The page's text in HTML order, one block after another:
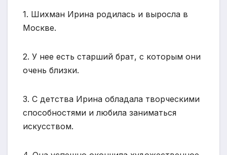
1. Шихман Ирина родилась и выросла в
Москве.
2. У нее есть старший брат, с которым они
очень близки.
3. С детства Ирина обладала творческими
способностями и любила заниматься
искусством.